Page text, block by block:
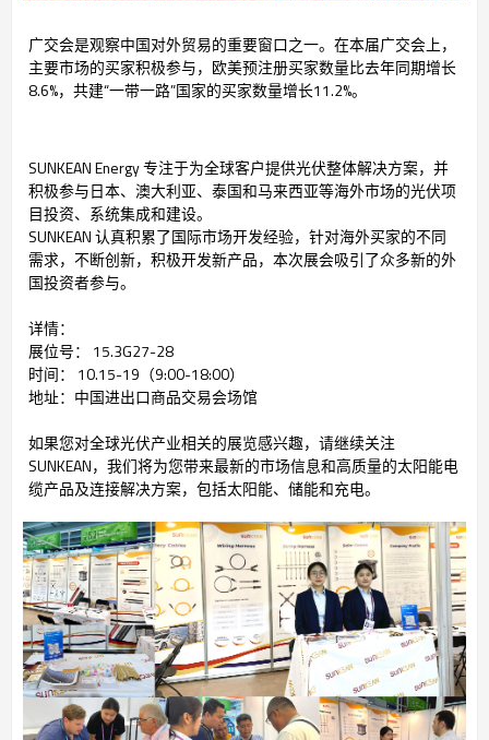
广交会是观察中国对外贸易的重要窗口之一。在本届广交会上，
主要市场的买家积极参与，欧美预注册买家数量比去年同期增长
8.6%，共建“一带一路”国家的买家数量增长11.2%。
SUNKEAN Energy 专注于为全球客户提供光伏整体解决方案，并
积极参与日本、澳大利亚、泰国和马来西亚等海外市场的光伏项
目投资、系统集成和建设。
SUNKEAN 认真积累了国际市场开发经验，针对海外买家的不同
需求，不断创新，积极开发新产品，本次展会吸引了众多新的外
国投资者参与。
详情：
展位号： 15.3G27-28
时间： 10.15-19（9:00-18:00）
地址：中国进出口商品交易会场馆
如果您对全球光伏产业相关的展览感兴趣，请继续关注
SUNKEAN，我们将为您带来最新的市场信息和高质量的太阳能电
缆产品及连接解决方案，包括太阳能、储能和充电。